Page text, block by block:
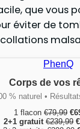
que vous
éviter de
Corps de vos
% naturel •
1 flacon €79,99
2+1 gratuit €239,99